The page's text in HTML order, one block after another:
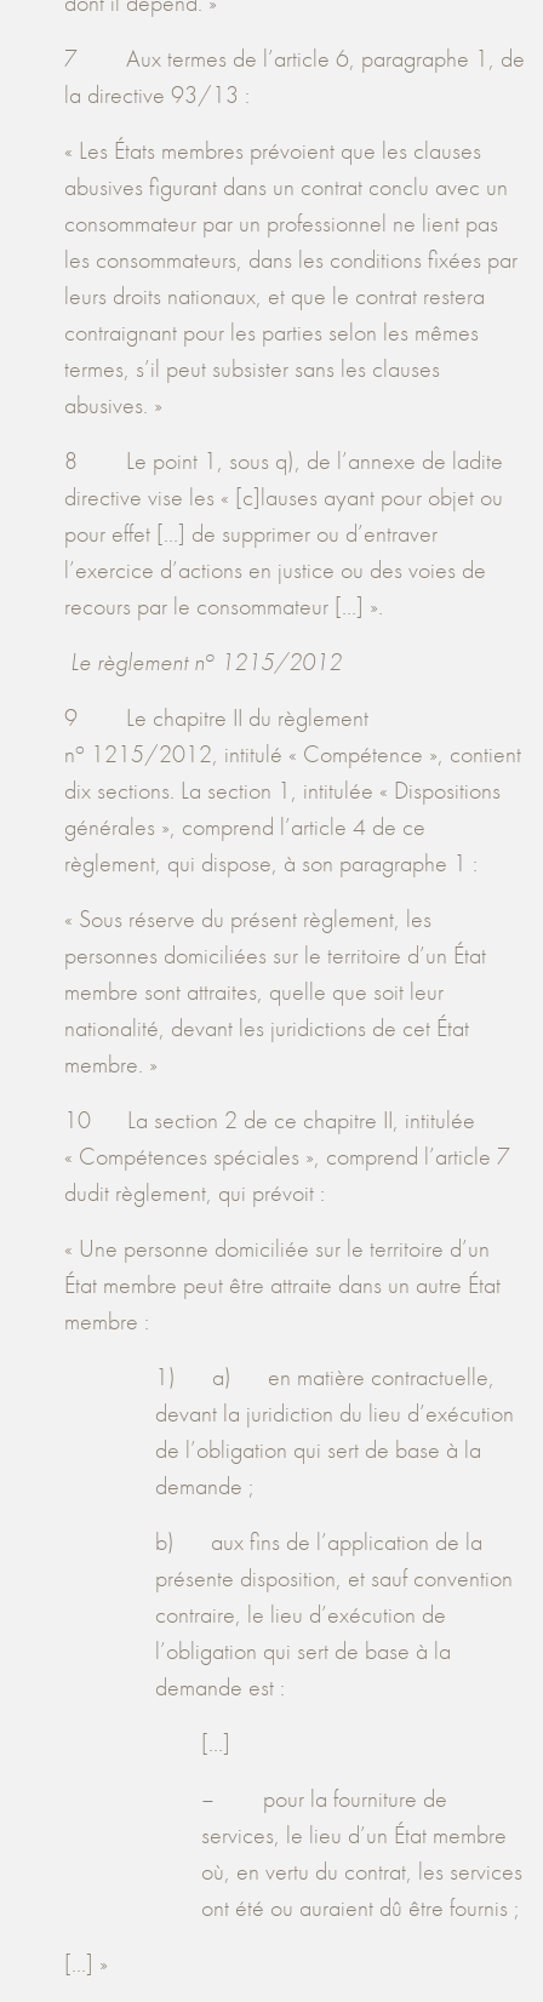
7 Aux termes de l’article 6, paragraphe 1, de
la directive 93/13 :
« Les États membres prévoient que les clauses
abusives figurant dans un contrat conclu avec un
consommateur par un professionnel ne lient pas
les consommateurs, dans les conditions fixées par
leurs droits nationaux, et que le contrat restera
contraignant pour les parties selon les mêmes
termes, s’il peut subsister sans les clauses
abusives. »
8 Le point 1, sous q), de l’annexe de ladite
directive vise les « [c]lauses ayant pour objet ou
pour effet [...] de supprimer ou d’entraver
l’exercice d’actions en justice ou des voies de
recours par le consommateur [...] ».
Le règlement no1215/2012
9 Le chapitre II du règlement
no 1215/2012, intitulé « Compétence », contient
dix sections. La section 1, intitulée « Dispositions
générales », comprend l’article 4 de ce
règlement, qui dispose, à son paragraphe 1 :
« Sous réserve du présent règlement, les
personnes domiciliées sur le territoire d’un État
membre sont attraites, quelle que soit leur
nationalité, devant les juridictions de cet État
membre. »
10 La section 2 de ce chapitre II, intitulée
« Compétences spéciales », comprend l’article 7
dudit règlement, qui prévoit :
« Une personne domiciliée sur le territoire d’un
État membre peut être attraite dans un autre État
membre :
1) a) en matière contractuelle,
devant la juridiction du lieu d’exécution
de l’obligation qui sert de base à la
demande ;
b) aux fins de l’application de la
présente disposition, et sauf convention
contraire, le lieu d’exécution de
l’obligation qui sert de base à la
demande est :
[…]
– pour la fourniture de
services, le lieu d’un État membre
où, en vertu du contrat, les services
ont été ou auraient dû être fournis ;
[...] »